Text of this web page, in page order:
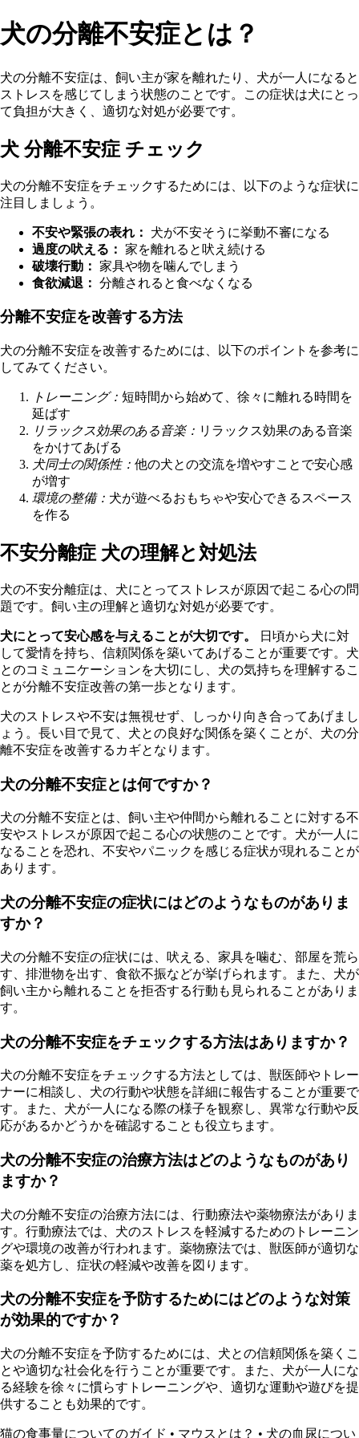
犬の分離不安症とは？
犬の分離不安症は、飼い主が家を離れたり、犬が一人になると
ストレスを感じてしまう状態のことです。この症状は犬にとっ
て負担が大きく、適切な対処が必要です。
犬 分離不安症 チェック
犬の分離不安症をチェックするためには、以下のような症状に
注目しましょう。
不安や緊張の表れ：
犬が不安そうに挙動不審になる
過度の吠える： 家を離れると吠え続ける
破壊行動： 家具や物を噛んでしまう
食欲減退： 分離されると食べなくなる
分離不安症を改善する方法
犬の分離不安症を改善するためには、以下のポイントを参考に
してみてください。
トレーニング： 短時間から始めて、徐々に離れる時間を
延ばす
リラックス効果のある音楽： リラックス効果のある音楽
をかけてあげる
犬同士の関係性： 他の犬との交流を増やすことで安心感
が増す
環境の整備： 犬が遊べるおもちゃや安心できるスペース
を作る
不安分離症 犬の理解と対処法
犬の不安分離症は、犬にとってストレスが原因で起こる心の問
題です。飼い主の理解と適切な対処が必要です。
犬にとって安心感を与えることが大切です。
日頃から犬に対
して愛情を持ち、信頼関係を築いてあげることが重要です。犬
とのコミュニケーションを大切にし、犬の気持ちを理解するこ
とが分離不安症改善の第一歩となります。
犬のストレスや不安は無視せず、しっかり向き合ってあげまし
ょう。長い目で見て、犬との良好な関係を築くことが、犬の分
離不安症を改善するカギとなります。
犬の分離不安症とは何ですか？
犬の分離不安症とは、飼い主や仲間から離れることに対する不
安やストレスが原因で起こる心の状態のことです。犬が一人に
なることを恐れ、不安やパニックを感じる症状が現れることが
あります。
犬の分離不安症の症状にはどのようなものがありま
すか？
犬の分離不安症の症状には、吠える、家具を噛む、部屋を荒ら
す、排泄物を出す、食欲不振などが挙げられます。また、犬が
飼い主から離れることを拒否する行動も見られることがありま
す。
犬の分離不安症をチェックする方法はありますか？
犬の分離不安症をチェックする方法としては、獣医師やトレー
ナーに相談し、犬の行動や状態を詳細に報告することが重要で
す。また、犬が一人になる際の様子を観察し、異常な行動や反
応があるかどうかを確認することも役立ちます。
犬の分離不安症の治療方法はどのようなものがあり
ますか？
犬の分離不安症の治療方法には、行動療法や薬物療法がありま
す。行動療法では、犬のストレスを軽減するためのトレーニン
グや環境の改善が行われます。薬物療法では、獣医師が適切な
薬を処方し、症状の軽減や改善を図ります。
犬の分離不安症を予防するためにはどのような対策
が効果的ですか？
犬の分離不安症を予防するためには、犬との信頼関係を築くこ
とや適切な社会化を行うことが重要です。また、犬が一人にな
る経験を徐々に慣らすトレーニングや、適切な運動や遊びを提
供することも効果的です。
猫の食事量についてのガイド • マウスとは？ • 犬の血尿につい